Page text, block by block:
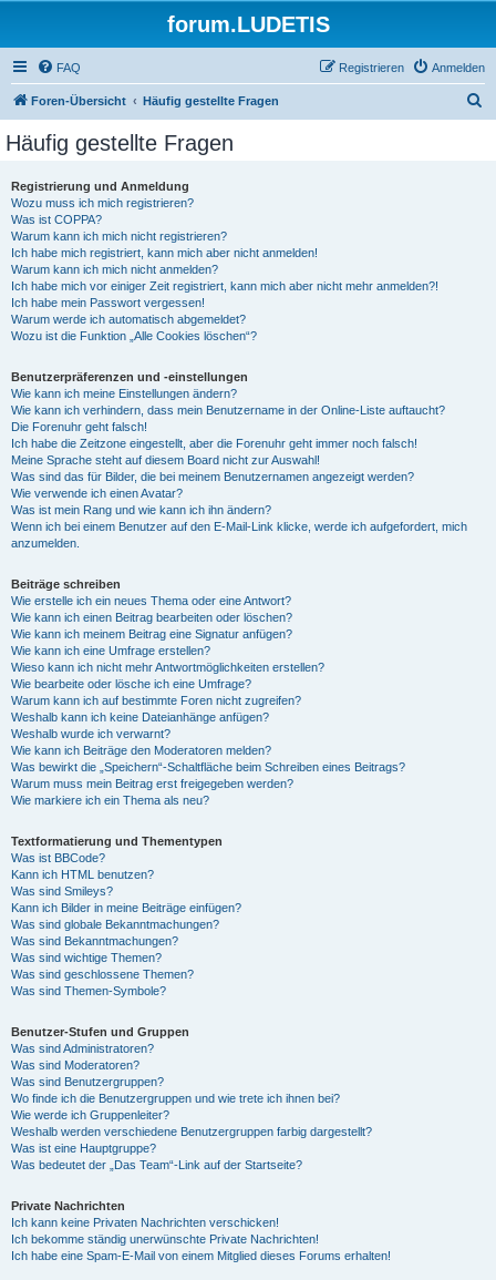
forum.LUDETIS
FAQ Anmelden
Registrieren
Foren-Übersicht Häufig gestellte Fragen
Häufig gestellte Fragen
Registrierung und Anmeldung
Wozu muss ich mich registrieren?
Was ist COPPA?
Warum kann ich mich nicht registrieren?
Ich habe mich registriert, kann mich aber nicht anmelden!
Warum kann ich mich nicht anmelden?
Ich habe mich vor einiger Zeit registriert, kann mich aber nicht mehr anmelden?!
Ich habe mein Passwort vergessen!
Warum werde ich automatisch abgemeldet?
Wozu ist die Funktion „Alle Cookies löschen“?
Benutzerpräferenzen und -einstellungen
Wie kann ich meine Einstellungen ändern?
Wie kann ich verhindern, dass mein Benutzername in der Online-Liste auftaucht?
Die Forenuhr geht falsch!
Ich habe die Zeitzone eingestellt, aber die Forenuhr geht immer noch falsch!
Meine Sprache steht auf diesem Board nicht zur Auswahl!
Was sind das für Bilder, die bei meinem Benutzernamen angezeigt werden?
Wie verwende ich einen Avatar?
Was ist mein Rang und wie kann ich ihn ändern?
Wenn ich bei einem Benutzer auf den E-Mail-Link klicke, werde ich aufgefordert, mich
anzumelden.
Beiträge schreiben
Wie erstelle ich ein neues Thema oder eine Antwort?
Wie kann ich einen Beitrag bearbeiten oder löschen?
Wie kann ich meinem Beitrag eine Signatur anfügen?
Wie kann ich eine Umfrage erstellen?
Wieso kann ich nicht mehr Antwortmöglichkeiten erstellen?
Wie bearbeite oder lösche ich eine Umfrage?
Warum kann ich auf bestimmte Foren nicht zugreifen?
Weshalb kann ich keine Dateianhänge anfügen?
Weshalb wurde ich verwarnt?
Wie kann ich Beiträge den Moderatoren melden?
Was bewirkt die „Speichern“-Schaltfläche beim Schreiben eines Beitrags?
Warum muss mein Beitrag erst freigegeben werden?
Wie markiere ich ein Thema als neu?
Textformatierung und Thementypen
Was ist BBCode?
Kann ich HTML benutzen?
Was sind Smileys?
Kann ich Bilder in meine Beiträge einfügen?
Was sind globale Bekanntmachungen?
Was sind Bekanntmachungen?
Was sind wichtige Themen?
Was sind geschlossene Themen?
Was sind Themen-Symbole?
Benutzer-Stufen und Gruppen
Was sind Administratoren?
Was sind Moderatoren?
Was sind Benutzergruppen?
Wo finde ich die Benutzergruppen und wie trete ich ihnen bei?
Wie werde ich Gruppenleiter?
Weshalb werden verschiedene Benutzergruppen farbig dargestellt?
Was ist eine Hauptgruppe?
Was bedeutet der „Das Team“-Link auf der Startseite?
Private Nachrichten
Ich kann keine Privaten Nachrichten verschicken!
Ich bekomme ständig unerwünschte Private Nachrichten!
Ich habe eine Spam-E-Mail von einem Mitglied dieses Forums erhalten!